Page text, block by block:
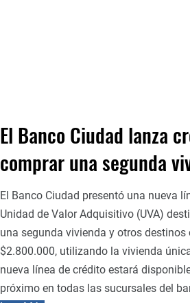
El Banco Ciudad lanza
comprar una segunda
El Banco Ciudad presentó una nueva
Unidad de Valor Adquisitivo (UVA)
una segunda vivienda y otros destinos
$2.800.000, utilizando la vivienda
nueva línea de crédito estará
próximo en todas las sucursales del